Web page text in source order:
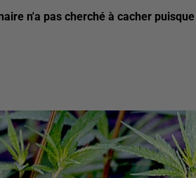
n'a pas cherché à cacher